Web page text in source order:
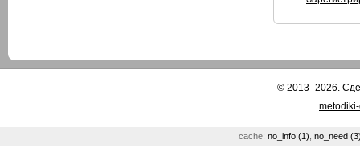
© 2013–2026.
cache: no_info (1) no_need